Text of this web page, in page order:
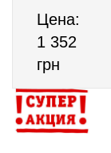
Цена:
1 352
грн